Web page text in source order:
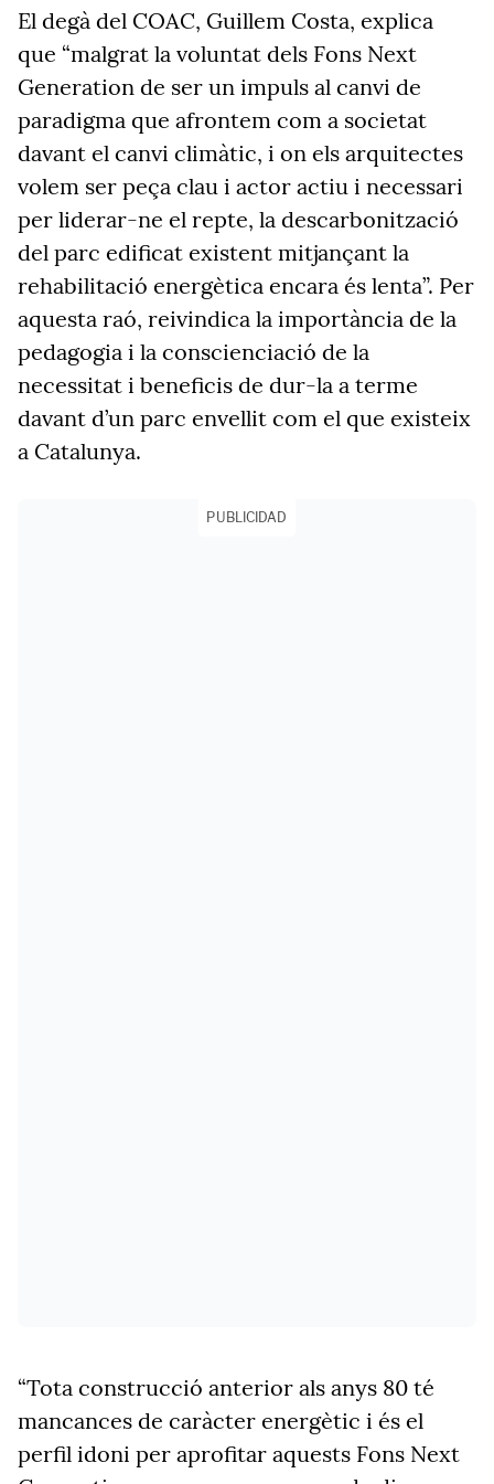
El degà del COAC, Guillem Costa, explica
que “malgrat la voluntat dels Fons Next
Generation de ser un impuls al canvi de
paradigma que afrontem com a societat
davant el canvi climàtic, i on els arquitectes
volem ser peça clau i actor actiu i necessari
per liderar-ne el repte, la descarbonització
del parc edificat existent mitjançant la
rehabilitació energètica encara és lenta”. Per
aquesta raó, reivindica la importància de la
pedagogia i la conscienciació de la
necessitat i beneficis de dur-la a terme
davant d’un parc envellit com el que existeix
a Catalunya.
PUBLICIDAD
“Tota construcció anterior als anys 80 té
mancances de caràcter energètic i és el
perfil idoni per aprofitar aquests Fons Next